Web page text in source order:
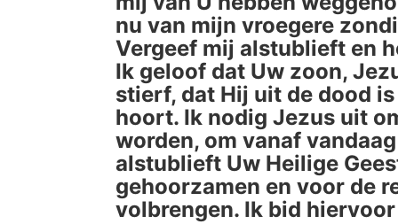
nu van mijn vroegere
Vergeef mij alstublieft en
Ik geloof dat Uw zoon,
stierf, dat Hij uit de dood
hoort. Ik nodig Jezus uit
worden, om vanaf
alstublieft Uw Heilige
gehoorzamen en voor de
volbrengen. Ik bid